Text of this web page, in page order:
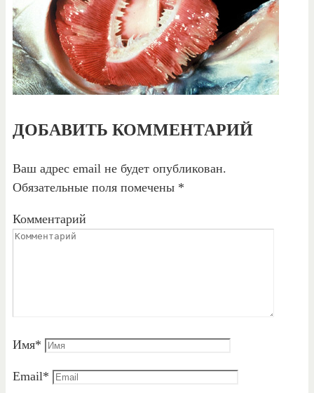
ДОБАВИТЬ КОММЕНТАРИЙ
Ваш адрес email не будет опубликован.
Обязательные поля помечены *
Комментарий
Имя*
Email*